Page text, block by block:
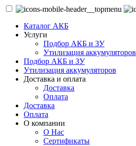
Каталог АКБ
Услуги
Подбор АКБ и ЗУ
Утилизация аккумуляторов
Подбор АКБ и ЗУ
Утилизация аккумуляторов
Доставка и оплата
Доставка
Оплата
Доставка
Оплата
О компании
О Нас
Сертификаты